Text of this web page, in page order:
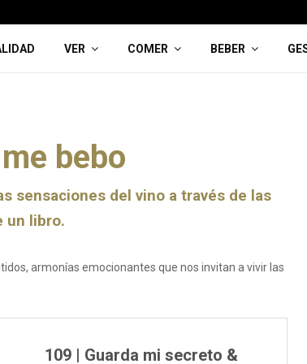
VER COMER BEBER
bebo
sensaciones del vino a través de las
un libro.
armonías emocionantes que nos invitan a vivir las
109 | Guarda mi secreto &